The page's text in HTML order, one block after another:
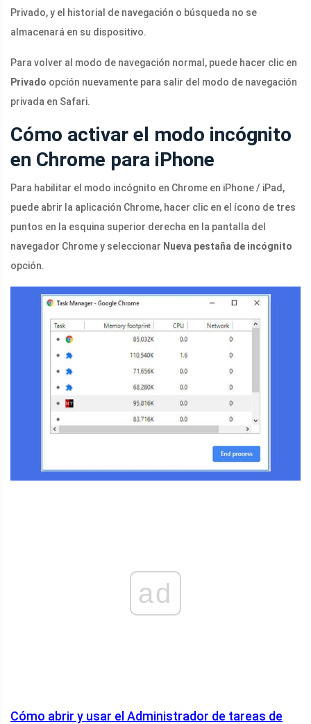
Privado, y el historial de navegación o búsqueda no se
almacenará en su dispositivo.
Para volver al modo de navegación normal, puede hacer clic en
Privado opción nuevamente para salir del modo de navegación
privada en Safari.
Cómo activar el modo incógnito
en Chrome para iPhone
Para habilitar el modo incógnito en Chrome en iPhone / iPad,
puede abrir la aplicación Chrome, hacer clic en el ícono de tres
puntos en la esquina superior derecha en la pantalla del
navegador Chrome y seleccionar Nueva pestaña de incógnito
opción.
ad
Cómo abrir y usar el Administrador de tareas de